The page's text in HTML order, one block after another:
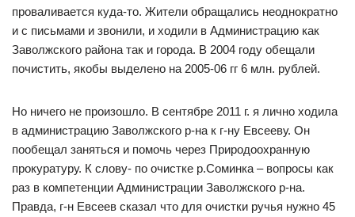
проваливается куда-то. Жители обращались неоднократно
и с письмами и звонили, и ходили в Администрацию как
Заволжского района так и города. В 2004 году обещали
почистить, якобы выделено на 2005-06 гг 6 млн. рублей.
Но ничего не произошло. В сентябре 2011 г. я лично ходила
в администрацию Заволжского р-на к г-ну Евсееву. Он
пообещал заняться и помочь через Природоохранную
прокуратуру. К слову- по очистке р.Соминка – вопросы как
раз в компетенции Администрации Заволжского р-на.
Правда, г-н Евсеев сказал что для очистки ручья нужно 45